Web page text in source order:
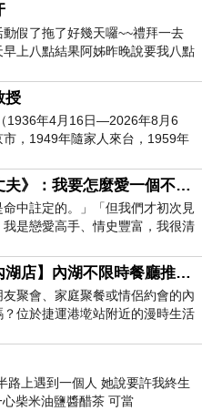
假了拖了好幾天囉~~禮拜一去
早上八點結果阿姊昨晚說要我八點
莿桐都8點半多了
授
1936年4月16日—2026年8月6
市，1949年隨家人來台，1959年
濟發展博士學位。曾任
《娘子漢大丈夫》：我要怎麼愛一個不存在的人？
命中註定的。」「但我們才初次見
是戀愛高手、情史豐富，我很清
之間的那種感覺，現
【漫時生活內湖店】內湖不限時餐廳推薦｜捷運港墘站美食，聚餐、約會、家庭聚會首選，正餐甜點一次滿足
聚會、家庭聚餐或情侶約會的內
位於捷運港墘站附近的漫時生活
步行約4分鐘即可抵
路上遇到一個人 她說要許我終生
柴米油鹽醬醋茶 可當